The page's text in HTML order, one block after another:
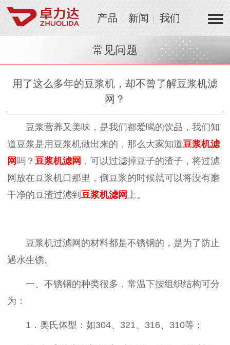
产品 新闻 我们
常见问题
用了这么多年的豆浆机，却不曾了解豆浆机滤
网？
豆浆营养又美味，是我们都爱喝的饮品，我们知
道豆浆是用豆浆机做出来的，那么大家知道豆浆机滤
网 吗？ 豆浆机滤网 ，可以过滤掉豆子的渣子，将过滤
网放在豆浆机口那里，倒豆浆的时候就可以将没有磨
干净的豆渣过滤到 豆浆机滤网 上。
豆浆机过滤网的材料都是不锈钢的，是为了防止
遇水生锈。
一、不锈钢的种类很多，常温下按组织结构可分
为：
1．奥氏体型：如304、321、316、310等；